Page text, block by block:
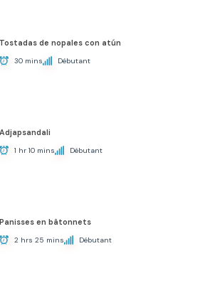
Tostadas de nopales con atún
30 mins Débutant
Adjapsandali
1 hr 10 mins Débutant
Panisses en bâtonnets
2 hrs 25 mins Débutant